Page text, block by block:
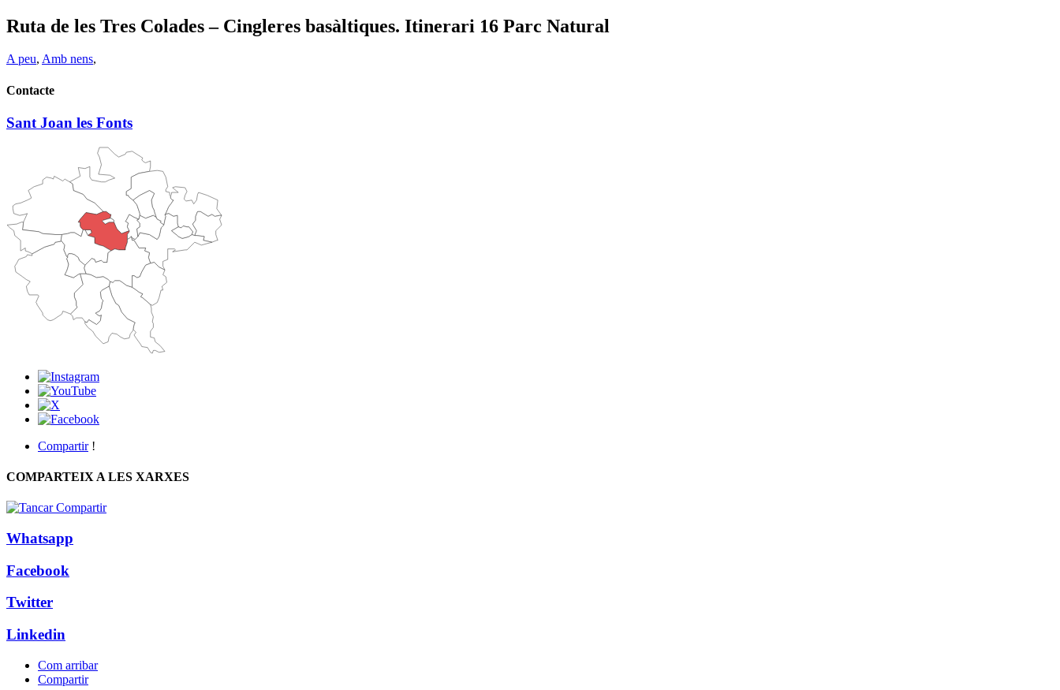
Ruta de les Tres Colades – Cingleres basàltiques. Itinerari 16 Parc Natural
A peu, Amb nens,
Contacte
Sant Joan les Fonts
Compartir !
COMPARTEIX A LES XARXES
Whatsapp
Facebook
Twitter
Linkedin
Com arribar
Compartir